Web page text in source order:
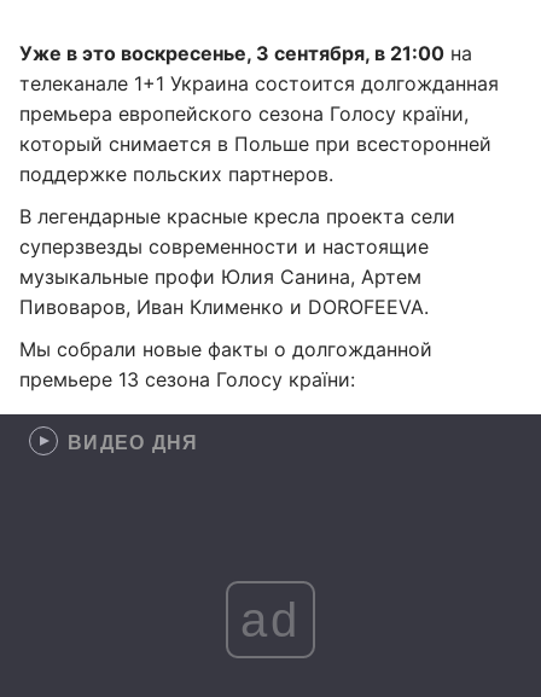
Уже в это воскресенье, 3 сентября, в 21:00 на
телеканале 1+1 Украина состоится долгожданная
премьера европейского сезона Голосу країни,
который снимается в Польше при всесторонней
поддержке польских партнеров.
В легендарные красные кресла проекта сели
суперзвезды современности и настоящие
музыкальные профи Юлия Санина, Артем
Пивоваров, Иван Клименко и DOROFEEVA.
Мы собрали новые факты о долгожданной
премьере 13 сезона Голосу країни:
ВИДЕО ДНЯ
ad